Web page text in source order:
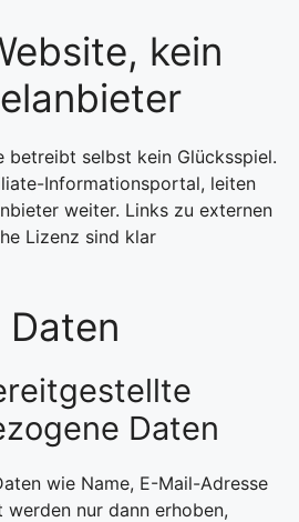
kein
betreibt selbst kein Glücksspiel.
Informationsportal, leiten
weiter. Links zu externen
Lizenz sind klar
Daten
Daten
wie Name, E-Mail-Adresse
nur dann erhoben,